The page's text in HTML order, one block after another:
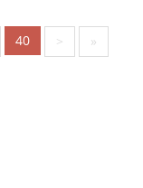
40 > »